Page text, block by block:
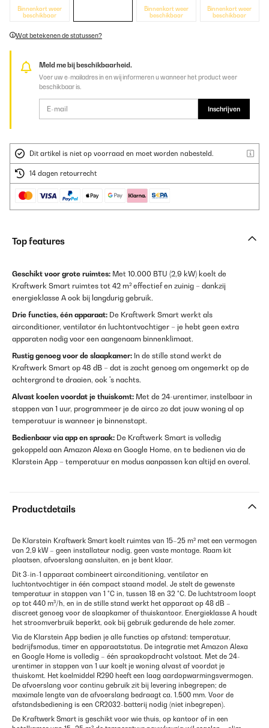
Binnenkort weer
beschikbaar
Binnenkort weer
beschikbaar
Binnenkort weer
beschikbaar
Wat betekenen de statussen?
Meld me bij beschikbaarheid.
Voer uw e-mailadres in en wij informeren u wanneer het product weer
beschikbaar is.
Inschrijven
Dit artikel is niet op voorraad en moet worden nabesteld.
14 dagen retourrecht
Top features
Geschikt voor grote ruimtes: Met 10.000 BTU (2,9 kW) koelt de
Kraftwerk Smart ruimtes tot 42 m² effectief en zuinig – dankzij
energieklasse A ook bij langdurig gebruik.
Drie functies, één apparaat: De Kraftwerk Smart werkt als
airconditioner, ventilator én luchtontvochtiger – je hebt geen extra
apparaten nodig voor een aangenaam binnenklimaat.
Rustig genoeg voor de slaapkamer: In de stille stand werkt de
Kraftwerk Smart op 48 dB – dat is zacht genoeg om ongemerkt op de
achtergrond te draaien, ook 's nachts.
Alvast koelen voordat je thuiskomt: Met de 24-urentimer, instelbaar in
stappen van 1 uur, programmeer je de airco zo dat jouw woning al op
temperatuur is wanneer je binnenstapt.
Bedienbaar via app en spraak: De Kraftwerk Smart is volledig
gekoppeld aan Amazon Alexa en Google Home, en te bedienen via de
Klarstein App – temperatuur en modus aanpassen kan altijd en overal.
Productdetails
De Klarstein Kraftwerk Smart koelt ruimtes van 15–25 m² met een vermogen
van 2,9 kW – geen installateur nodig, geen vaste montage. Raam kit
plaatsen, afvoerslang aansluiten, en je bent klaar.
Dit 3-in-1 apparaat combineert airconditioning, ventilator en
luchtontvochtiger in één compact staand model. Je stelt de gewenste
temperatuur in stappen van 1 °C in, tussen 18 en 32 °C. De luchtstroom loopt
op tot 440 m³/h, en in de stille stand werkt het apparaat op 48 dB –
discreet genoeg voor de slaapkamer of thuiskantoor. Energieklasse A houdt
het stroomverbruik beperkt, ook bij gebruik gedurende de hele zomer.
Via de Klarstein App bedien je alle functies op afstand: temperatuur,
bedrijfsmodus, timer en apparaatstatus. De integratie met Amazon Alexa
en Google Home is volledig – één spraakopdracht volstaat. Met de 24-
urentimer in stappen van 1 uur koelt je woning alvast af voordat je
thuiskomt. Het koelmiddel R290 heeft een laag aardopwarmingsvermogen.
De afvoerslang voor continu gebruik zit bij levering inbegrepen; de
maximale lengte van de afvoerslang bedraagt ca. 1.500 mm. Voor de
afstandsbediening is een CR2032-batterij nodig (niet inbegrepen).
De Kraftwerk Smart is geschikt voor wie thuis, op kantoor of in een